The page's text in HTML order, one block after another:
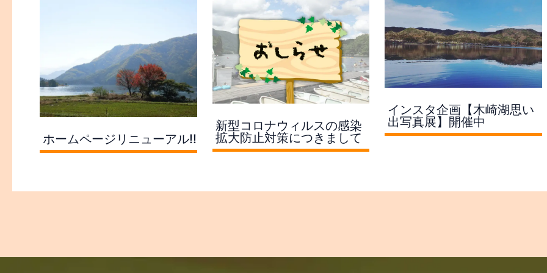
フォローお願いします！
私たちやフォロワーの皆さんとつなが
りましょう！
HOME
カヤック
アク
住所